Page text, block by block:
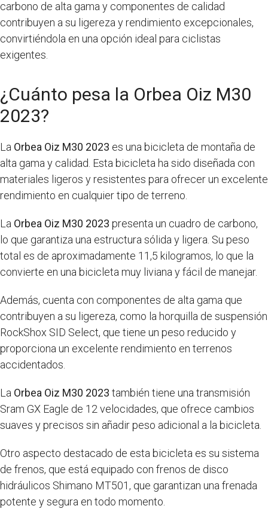
carbono de alta gama y componentes de calidad
contribuyen a su ligereza y rendimiento excepcionales,
convirtiéndola en una opción ideal para ciclistas
exigentes.
¿Cuánto pesa la Orbea Oiz M30
2023?
La Orbea Oiz M30 2023 es una bicicleta de montaña de
alta gama y calidad. Esta bicicleta ha sido diseñada con
materiales ligeros y resistentes para ofrecer un excelente
rendimiento en cualquier tipo de terreno.
La Orbea Oiz M30 2023 presenta un cuadro de carbono,
lo que garantiza una estructura sólida y ligera. Su peso
total es de aproximadamente 11,5 kilogramos, lo que la
convierte en una bicicleta muy liviana y fácil de manejar.
Además, cuenta con componentes de alta gama que
contribuyen a su ligereza, como la horquilla de suspensión
RockShox SID Select, que tiene un peso reducido y
proporciona un excelente rendimiento en terrenos
accidentados.
La Orbea Oiz M30 2023 también tiene una transmisión
Sram GX Eagle de 12 velocidades, que ofrece cambios
suaves y precisos sin añadir peso adicional a la bicicleta.
Otro aspecto destacado de esta bicicleta es su sistema
de frenos, que está equipado con frenos de disco
hidráulicos Shimano MT501, que garantizan una frenada
potente y segura en todo momento.